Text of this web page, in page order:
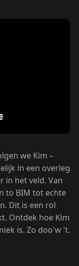
we Kim –
in een overleg
in het veld. Van
to BIM tot echte
Dit is een rol
Ontdek hoe Kim
is. Zo doo'w 't.